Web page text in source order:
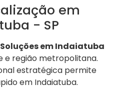
em
- SP
em Indaiatuba
e região metropolitana.
estratégica permite
em Indaiatuba.